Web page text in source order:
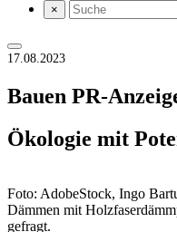
×
17.08.2023
Bauen PR-
Ökologie mit
Foto: AdobeStock, Ingo
Dämmen mit
gefragt.